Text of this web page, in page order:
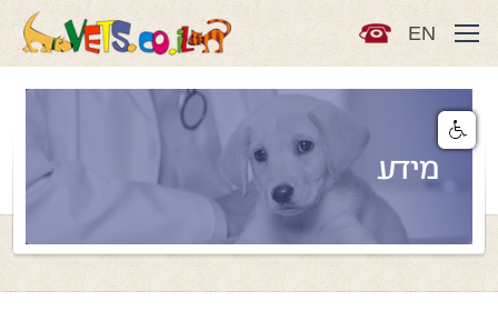
EN
מידע